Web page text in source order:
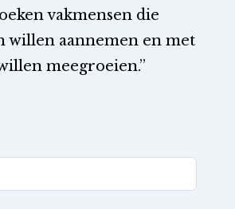
vakmensen die
willen aannemen en met
meegroeien.”